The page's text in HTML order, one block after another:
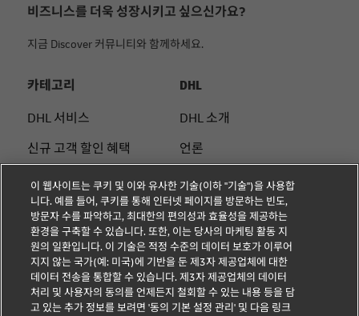
비즈니스를 더욱 성장시키고 싶으신가요?
지금 Discover 커뮤니티와 함께하세요.
카테고리
DHL 서비스
신규 고객 할인 혜택
중소기업 팁
전자 상거래 조언
B2B 조언
물류 조언
DHL
DHL 소개
언론
법적 고지
이용약관
개인정보 처리방침
쿠키 설정
이 웹사이트는 쿠키 및 이와 유사한 기술(이하 "기술")을 사용합
니다. 예를 들어, 쿠키를 통해 인터넷 페이지를 방문하는 빈도,
방문자 수를 파악하고, 최대한의 편의성과 효율성을 제공하는
환경을 구축할 수 있습니다. 또한, 이는 당사의 마케팅 활동 지
원의 일환입니다. 이 기술은 적정 수준의 데이터 보호가 이루어
지지 않는 국가(예: 미국)에 기반을 둔 제3자 제공업체에 대한
데이터 전송을 통합할 수 있습니다. 제3자 제공업체의 데이터
처리 및 사용자의 동의를 언제든지 철회할 수 있는 내용 등을 담
고 있는 추가 정보를 보려면 '동의 기본 설정 관리' 및 다음 링크